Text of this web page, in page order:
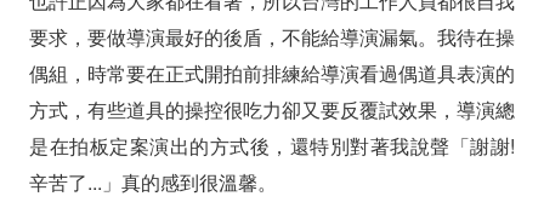
要求，要做導演最好的後盾，不能給導演漏氣。我待在操
偶組，時常要在正式開拍前排練給導演看過偶道具表演的
方式，有些道具的操控很吃力卻又要反覆試效果，導演總
是在拍板定案演出的方式後，還特別對著我說聲「謝謝!
辛苦了...」真的感到很溫馨。